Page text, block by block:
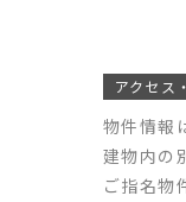
アクセス
物件情報
建物内の
ご指名物